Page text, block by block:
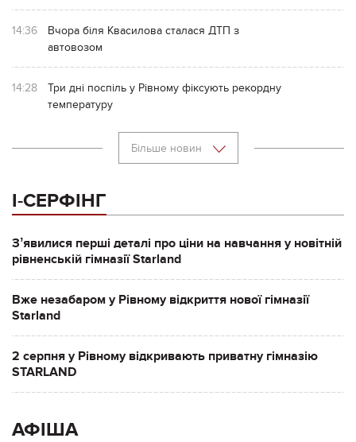
14:36
Вчора біля Квасилова сталася ДТП з
автовозом
14:28
Три дні поспіль у Рівному фіксують рекордну
температуру
Більше новин
І-СЕРФІНГ
Зʼявилися перші деталі про ціни на навчання у новітній
рівненській гімназії Starland
Вже незабаром у Рівному відкриття нової гімназії
Starland
2 серпня у Рівному відкривають приватну гімназію
STARLAND
АФІША